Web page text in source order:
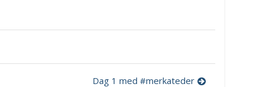
Dag 1 med #merkateder